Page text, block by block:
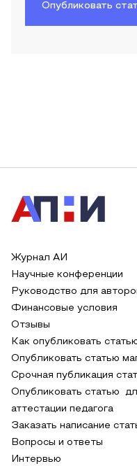
Опубликовать
Журнал АИ
Научные конференции
Руководство для
Финансовые условия
Отзывы
Как опубликовать
Опубликовать статью
Срочная публикация
Опубликовать статью
аттестации педагога
Заказать написание
Вопросы и ответы
Интервью